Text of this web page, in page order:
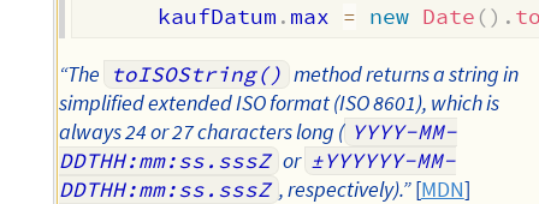
      kaufDatum
. max = new Date () .
“The toISOString() method returns a string in
simplified extended ISO format (ISO 8601), which is
always 24 or 27 characters long ( YYYY-MM-
DDTHH:mm:ss.sssZ or ±YYYYYY-MM-
DDTHH:mm:ss.sssZ , respectively).”[MDN]